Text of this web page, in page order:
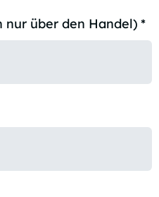
über den Handel) *